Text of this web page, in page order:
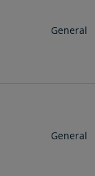
General
General